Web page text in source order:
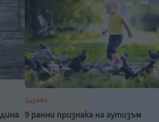
Здраве
9 ранни признака на аутизъм